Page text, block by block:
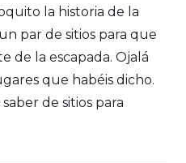
la historia de la
par de sitios para que
de la escapada. Ojalá
que habéis dicho.
de sitios para